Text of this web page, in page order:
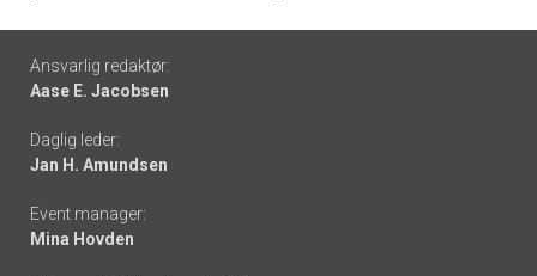
Footer
-
links
Ansvarlig redaktør:
Aase E. Jacobsen
Daglig leder:
Jan H. Amundsen
Event manager:
Mina Hovden